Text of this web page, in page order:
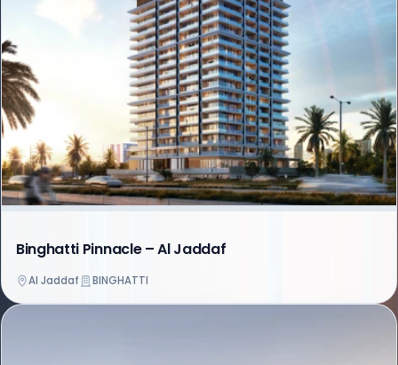
Binghatti Pinnacle – Al Jaddaf
Al Jaddaf BINGHATTI